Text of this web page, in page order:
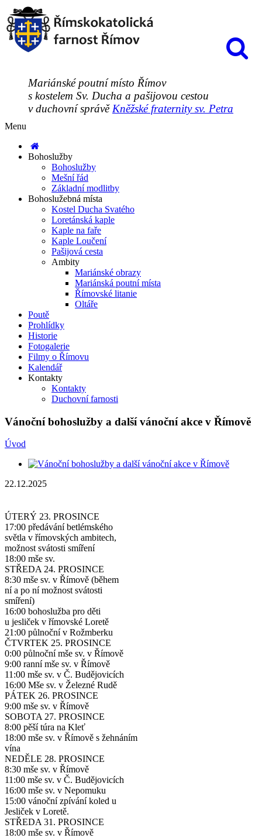
Mariánské poutní místo Římov
s kostelem Sv. Ducha a pašijovou cestou
v duchovní správě Kněžské fraternity sv. Petra
Menu
Bohoslužby
Bohoslužby
Mešní řád
Základní modlitby
Bohoslužebná místa
Kostel Ducha Svatého
Loretánská kaple
Kaple na faře
Kaple Loučení
Pašijová cesta
Ambity
Mariánské obrazy
Mariánská poutní místa
Římovské litanie
Oltáře
Poutě
Prohlídky
Historie
Fotogalerie
Filmy o Římovu
Kalendář
Kontakty
Kontakty
Duchovní farnosti
Vánoční bohoslužby a další vánoční akce v Římově
Úvod
22.12.2025
ÚTERÝ 23. PROSINCE
17:00 předávání betlémského
světla v římovských ambitech,
možnost svátosti smíření
18:00 mše sv.
STŘEDA 24. PROSINCE
8:30 mše sv. v Římově (během
ní a po ní možnost svátosti
smíření)
16:00 bohoslužba pro děti
u jesliček v římovské Loretě
21:00 půlnoční v Rožmberku
ČTVRTEK 25. PROSINCE
0:00 půlnoční mše sv. v Římově
9:00 ranní mše sv. v Římově
11:00 mše sv. v Č. Budějovicích
16:00 Mše sv. v Železné Rudě
PÁTEK 26. PROSINCE
9:00 mše sv. v Římově
SOBOTA 27. PROSINCE
8:00 pěší túra na Kleť
18:00 mše sv. v Římově s žehnáním
vína
NEDĚLE 28. PROSINCE
8:30 mše sv. v Římově
11:00 mše sv. v Č. Budějovicích
16:00 mše sv. v Nepomuku
15:00 vánoční zpívání koled u
Jesliček v Loretě.
STŘEDA 31. PROSINCE
18:00 mše sv. v Římově